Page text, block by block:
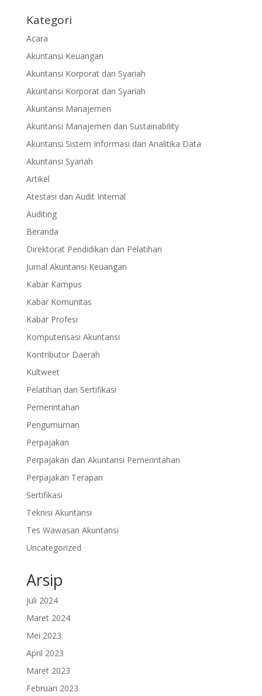
Kategori
Acara
Akuntansi Keuangan
Akuntansi Korporat dan Syariah
Akuntansi Korporat dan Syariah
Akuntansi Manajemen
Akuntansi Manajemen dan Sustainability
Akuntansi Sistem Informasi dan Analitika Data
Akuntansi Syariah
Artikel
Atestasi dan Audit Internal
Auditing
Beranda
Direktorat Pendidikan dan Pelatihan
Jurnal Akuntansi Keuangan
Kabar Kampus
Kabar Komunitas
Kabar Profesi
Komputerisasi Akuntansi
Kontributor Daerah
Kultweet
Pelatihan dan Sertifikasi
Pemerintahan
Pengumuman
Perpajakan
Perpajakan dan Akuntansi Pemerintahan
Perpajakan Terapan
Sertifikasi
Teknisi Akuntansi
Tes Wawasan Akuntansi
Uncategorized
Arsip
Juli 2024
Maret 2024
Mei 2023
April 2023
Maret 2023
Februari 2023